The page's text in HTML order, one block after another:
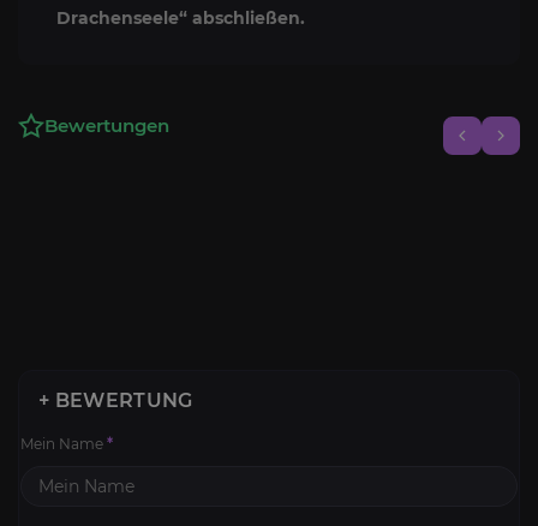
Drachenseele“ abschließen.
Bewertungen
+ BEWERTUNG
Mein Name *